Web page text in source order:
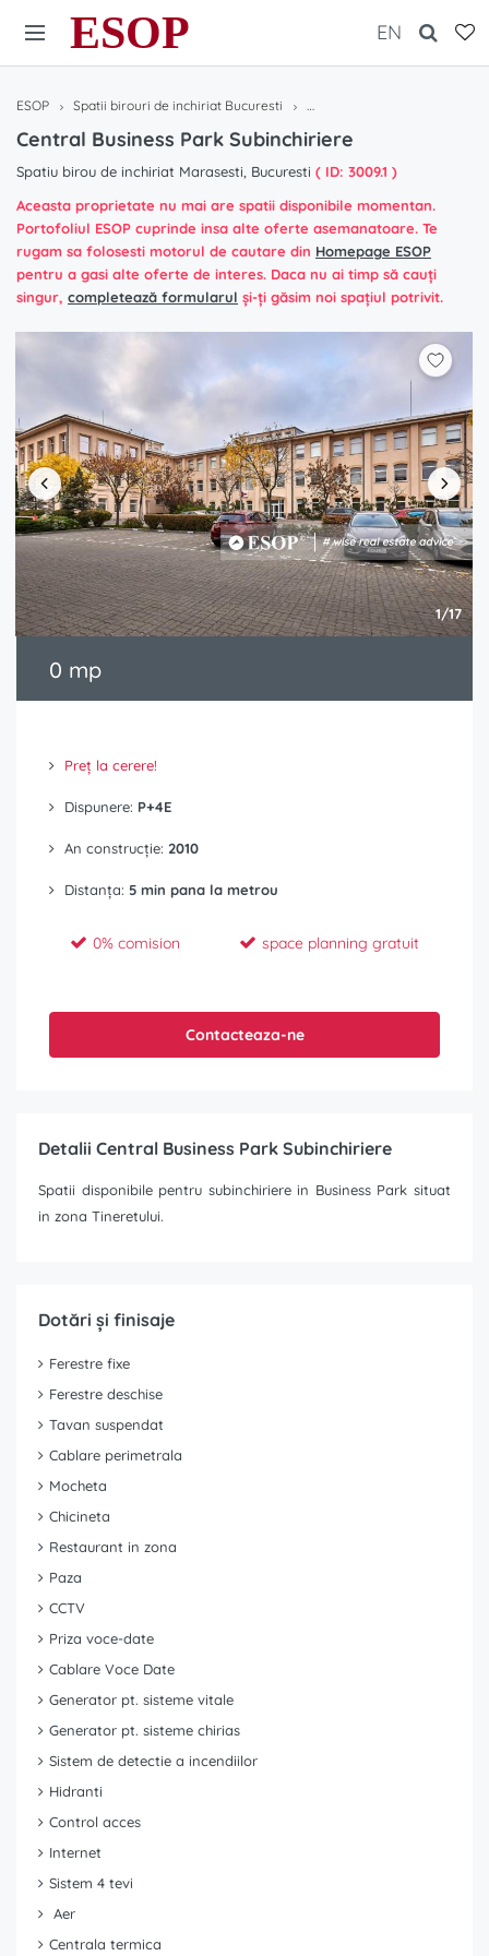
ESOP EN
ESOP Spatii birouri de inchiriat Bucuresti Central Business Park
Central Business Park Subinchiriere
Spatiu birou de inchiriat Marasesti, Bucuresti ( ID: 3009.1 )
Aceasta proprietate nu mai are spatii disponibile momentan.
Portofoliul ESOP cuprinde insa alte oferte asemanatoare. Te
rugam sa folosesti motorul de cautare din Homepage ESOP
pentru a gasi alte oferte de interes. Daca nu ai timp să cauți
singur, completează formularul și-ți găsim noi spațiul potrivit.
1/17
0 mp
Preț la cerere!
Dispunere: P+4E
An construcție: 2010
Distanța: 5 min pana la metrou
0% comision space planning gratuit
Contacteaza-ne
Detalii Central Business Park Subinchiriere
Spatii disponibile pentru subinchiriere in Business Park situat
in zona Tineretului.
Dotări și finisaje
Ferestre fixe
Ferestre deschise
Tavan suspendat
Cablare perimetrala
Mocheta
Chicineta
Restaurant in zona
Paza
CCTV
Priza voce-date
Cablare Voce Date
Generator pt. sisteme vitale
Generator pt. sisteme chirias
Sistem de detectie a incendiilor
Hidranti
Control acces
Internet
Sistem 4 tevi
Aer
Centrala termica